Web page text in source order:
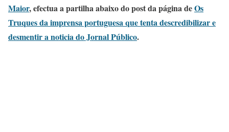
Maior, efectua a partilha abaixo do post da página deOs
Truques da imprensa portuguesa que tenta descredibilizar e
desmentir a noticia do Jornal Público.